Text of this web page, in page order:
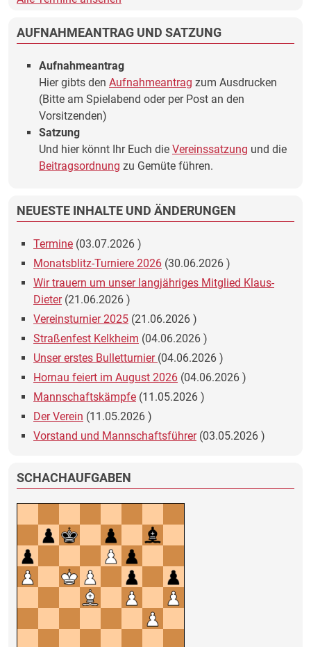
AUFNAHMEANTRAG UND SATZUNG
Aufnahmeantrag
Hier gibts den Aufnahmeantrag zum Ausdrucken
(Bitte am Spielabend oder per Post an den
Vorsitzenden)
Satzung
Und hier könnt Ihr Euch die Vereinssatzung und die
Beitragsordnung zu Gemüte führen.
NEUESTE INHALTE UND ÄNDERUNGEN
Termine (03.07.2026 )
Monatsblitz-Turniere 2026 (30.06.2026 )
Wir trauern um unser langjähriges Mitglied Klaus-
Dieter(21.06.2026 )
Vereinsturnier 2025 (21.06.2026 )
Straßenfest Kelkheim (04.06.2026 )
Unser erstes Bulletturnier (04.06.2026 )
Hornau feiert im August 2026 (04.06.2026 )
Mannschaftskämpfe (11.05.2026 )
Der Verein (11.05.2026 )
Vorstand und Mannschaftsführer(03.05.2026 )
SCHACHAUFGABEN